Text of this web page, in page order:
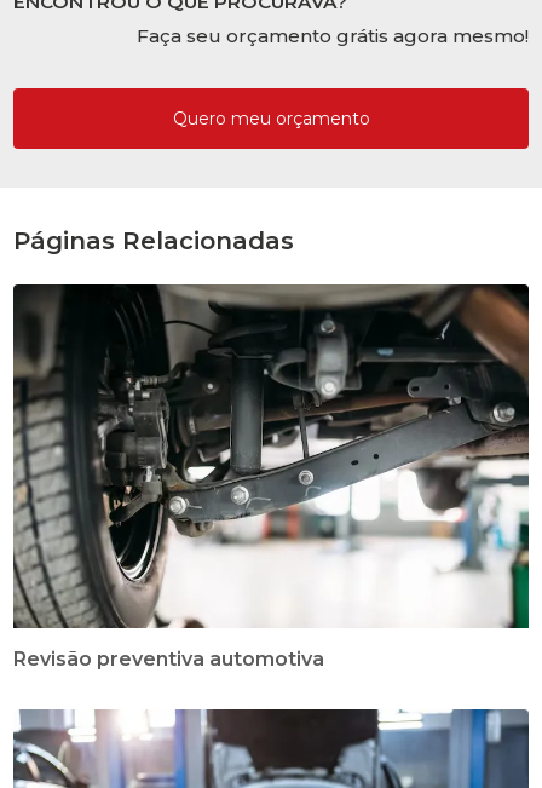
Faça seu orçamento grátis agora mesmo!
Quero meu orçamento
Páginas Relacionadas
Revisão preventiva automotiva